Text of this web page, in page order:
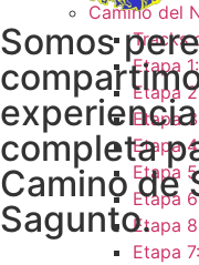
Camino del
Tracks
Etapa
Etapa
Etapa
Etapa
Etapa
Etapa
Etapa
Etapa
Somos
completa
Camino de
Sagunto.